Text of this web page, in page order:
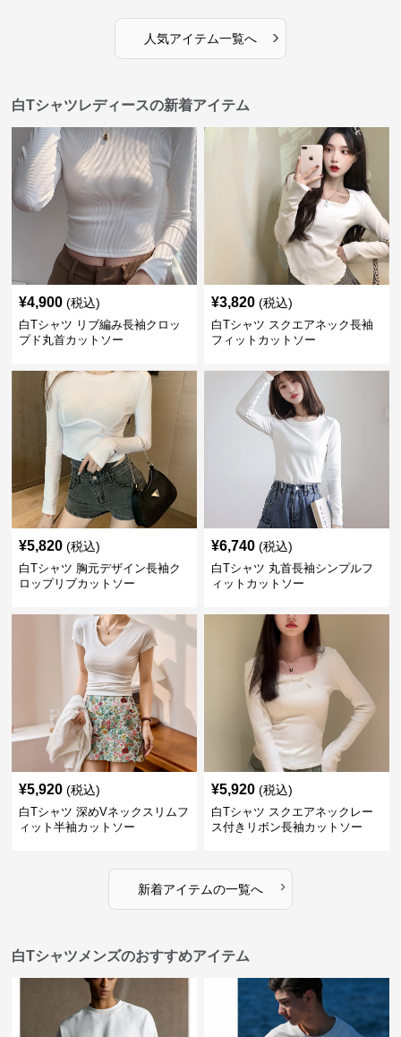
人気アイテム一覧へ ›
白Tシャツレディースの新着アイテム
¥4,900 (税込)
白Tシャツ リブ編み長袖クロッ
プド丸首カットソー
¥3,820 (税込)
白Tシャツ スクエアネック長袖
フィットカットソー
¥5,820 (税込)
白Tシャツ 胸元デザイン長袖ク
ロップリブカットソー
¥6,740 (税込)
白Tシャツ 丸首長袖シンプルフ
ィットカットソー
¥5,920 (税込)
白Tシャツ 深めVネックスリムフ
ィット半袖カットソー
¥5,920 (税込)
白Tシャツ スクエアネックレー
ス付きリボン長袖カットソー
新着アイテムの一覧へ ›
白Tシャツメンズのおすすめアイテム